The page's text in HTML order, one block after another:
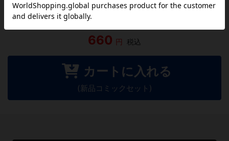
レビューを書く
660 円 税込
カートに入れる
(新品コミックセット)